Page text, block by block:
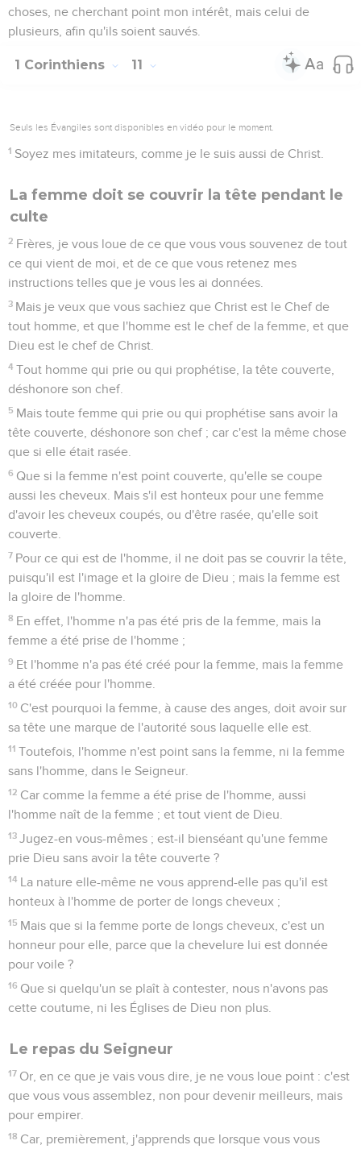
choses, ne cherchant point mon intérêt, mais celui de
plusieurs, afin qu'ils soient sauvés.
1 Corinthiens 11
Seuls les Évangiles sont disponibles en vidéo pour le moment.
1 Soyez mes imitateurs, comme je le suis aussi de Christ.
La femme doit se couvrir la tête pendant le
culte
2 Frères, je vous loue de ce que vous vous souvenez de tout
ce qui vient de moi, et de ce que vous retenez mes
instructions telles que je vous les ai données.
3 Mais je veux que vous sachiez que Christ est le Chef de
tout homme, et que l'homme est le chef de la femme, et que
Dieu est le chef de Christ.
4 Tout homme qui prie ou qui prophétise, la tête couverte,
déshonore son chef.
5 Mais toute femme qui prie ou qui prophétise sans avoir la
tête couverte, déshonore son chef ; car c'est la même chose
que si elle était rasée.
6 Que si la femme n'est point couverte, qu'elle se coupe
aussi les cheveux. Mais s'il est honteux pour une femme
d'avoir les cheveux coupés, ou d'être rasée, qu'elle soit
couverte.
7 Pour ce qui est de l'homme, il ne doit pas se couvrir la tête,
puisqu'il est l'image et la gloire de Dieu ; mais la femme est
la gloire de l'homme.
8 En effet, l'homme n'a pas été pris de la femme, mais la
femme a été prise de l'homme ;
9 Et l'homme n'a pas été créé pour la femme, mais la femme
a été créée pour l'homme.
10 C'est pourquoi la femme, à cause des anges, doit avoir sur
sa tête une marque de l'autorité sous laquelle elle est.
11 Toutefois, l'homme n'est point sans la femme, ni la femme
sans l'homme, dans le Seigneur.
12 Car comme la femme a été prise de l'homme, aussi
l'homme naît de la femme ; et tout vient de Dieu.
13 Jugez-en vous-mêmes ; est-il bienséant qu'une femme
prie Dieu sans avoir la tête couverte ?
14 La nature elle-même ne vous apprend-elle pas qu'il est
honteux à l'homme de porter de longs cheveux ;
15 Mais que si la femme porte de longs cheveux, c'est un
honneur pour elle, parce que la chevelure lui est donnée
pour voile ?
16 Que si quelqu'un se plaît à contester, nous n'avons pas
cette coutume, ni les Églises de Dieu non plus.
Le repas du Seigneur
17 Or, en ce que je vais vous dire, je ne vous loue point : c'est
que vous vous assemblez, non pour devenir meilleurs, mais
pour empirer.
18 Car, premièrement, j'apprends que lorsque vous vous